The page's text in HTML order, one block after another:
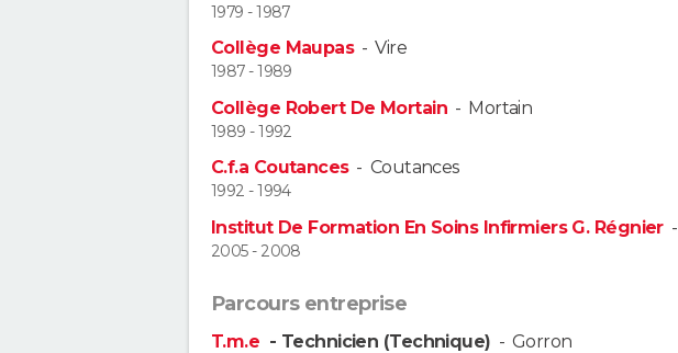
1979 - 1987
Collège Maupas-Vire
1987 - 1989
Collège Robert De Mortain - Mortain
1989 - 1992
C.f.a Coutances- Coutances
1992 - 1994
Institut De Formation En Soins Infirmiers G. Régnier-
2005 - 2008
Parcours entreprise
T.m.e - Technicien (Technique) - Gorron